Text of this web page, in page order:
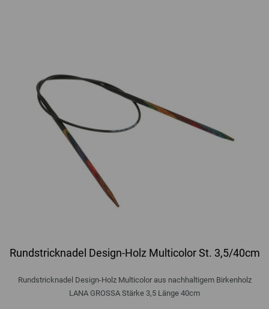
Rundstricknadel Design-Holz Multicolor St. 3,5/40cm
Rundstricknadel Design-Holz Multicolor aus nachhaltigem Birkenholz
LANA GROSSA Stärke 3,5 Länge 40cm